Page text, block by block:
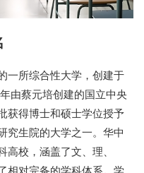
一所综合性大学，创建于
由蔡元培创建的国立中央
获得博士和硕士学位授予
究生院的大学之一。华中
校，涵盖了文、理、